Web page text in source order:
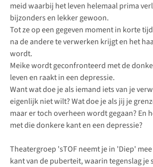
meid waarbij het leven helemaal prima
bijzonders en lekker gewoon.
Tot ze op een gegeven moment in korte
na de andere te verwerken krijgt en het
wordt.
Meike wordt geconfronteerd met de
leven en raakt in een depressie.
Want wat doe je als iemand iets van je
eigenlijk niet wilt? Wat doe je als jij je
maar er toch overheen wordt gegaan? En
met die donkere kant en een depressie?
Theatergroep 'sTOF neemt je in 'Diep'
kant van de puberteit, waarin tegenslag je